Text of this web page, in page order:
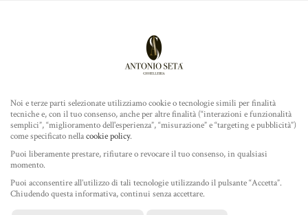
ROLEX
TUDOR
GIOIELLERIA
IL NEGOZIO
Home/Gioielleria/Ponte Vecchio Gioielli
Giallo Oro Bianco e Diamanti
Noi e terze parti selezionate utilizziamo cookie o tecnologie simili per finalità
tecniche e, con il tuo consenso, anche per altre finalità (“interazioni e funzionalità
semplici”, “miglioramento dell'esperienza”, “misurazione” e “targeting e pubblicità”)
come specificato nellacookie policy.
Puoi liberamente prestare, rifiutare o revocare il tuo consenso, in qualsiasi
momento.
Puoi acconsentire all’utilizzo di tali tecnologie utilizzando il pulsante “Accetta”.
Chiudendo questa informativa, continui senza accettare.